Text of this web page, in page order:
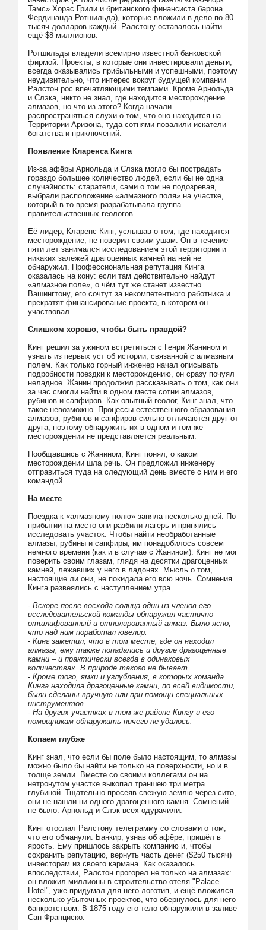
Тамс» Хорас Грили и британского финансиста барона
Фердинанда Ротшильда), которые вложили в дело по 80
тысяч долларов каждый. Ралстону оставалось найти
ещё $8 миллионов.
Ротшильды владели всемирно известной банковской
фирмой. Проекты, в которые они инвестировали деньги,
всегда оказывались прибыльными и успешными, поэтому
неудивительно, что интерес вокруг будущей компании
Ралстон рос впечатляющими темпами. Кроме Арнольда
и Слэка, никто не знал, где находится месторождение
алмазов, но что из этого? Когда начали
распространяться слухи о том, что оно находится на
Территории Аризона, туда сотнями повалили искатели
богатства и приключений.
Появление Кларенса Кинга
Из-за афёры Арнольда и Слэка могло бы пострадать
гораздо большее количество людей, если бы не одна
случайность: старатели, сами о том не подозревая,
выбрали расположение «алмазного поля» на участке,
который в то время разрабатывала группа
правительственных геологов.
Её лидер, Кларенс Кинг, услышав о том, где находится
месторождение, не поверил своим ушам. Он в течение
пяти лет занимался исследованием этой территории и
никаких залежей драгоценных камней на ней не
обнаружил. Профессиональная репутация Кинга
оказалась на кону: если там действительно найдут
«алмазное поле», о чём тут же станет известно
Вашингтону, его сочтут за некомпетентного работника и
прекратят финансирование проекта, в котором он
участвовал.
Слишком хорошо, чтобы быть правдой?
Кинг решил за ужином встретиться с Генри Жанином и
узнать из первых уст об истории, связанной с алмазным
полем. Как только горный инженер начал описывать
подробности поездки к месторождению, он сразу почуял
неладное. Жанин продолжил рассказывать о том, как они
за час смогли найти в одном месте сотни алмазов,
рубинов и сапфиров. Как опытный геолог, Кинг знал, что
такое невозможно. Процессы естественного образования
алмазов, рубинов и сапфиров сильно отличаются друг от
друга, поэтому обнаружить их в одном и том же
месторождении не представляется реальным.
Пообщавшись с Жанином, Кинг понял, о каком
месторождении шла речь. Он предложил инженеру
отправиться туда на следующий день вместе с ним и его
командой.
На месте
Поездка к «алмазному полю» заняла несколько дней. По
прибытии на место они разбили лагерь и принялись
исследовать участок. Чтобы найти необработанные
алмазы, рубины и сапфиры, им понадобилось совсем
немного времени (как и в случае с Жанином). Кинг не мог
поверить своим глазам, глядя на десятки драгоценных
камней, лежавших у него в ладонях. Мысль о том,
настоящие ли они, не покидала его всю ночь. Сомнения
Кинга развеялись с наступлением утра.
- Вскоре после восхода солнца один из членов его
исследовательской команды обнаружил частично
отшлифованный и отполированный алмаз. Было ясно,
что над ним поработал ювелир.
- Кинг заметил, что в том месте, где он находил
алмазы, ему также попадались и другие драгоценные
камни – и практически всегда в одинаковых
количествах. В природе такого не бывает.
- Кроме того, ямки и углубления, в которых команда
Кинга находила драгоценные камни, по всей видимости,
были сделаны вручную или при помощи специальных
инструментов.
- На других участках в том же районе Кингу и его
помощникам обнаружить ничего не удалось.
Копаем глубже
Кинг знал, что если бы поле было настоящим, то алмазы
можно было бы найти не только на поверхности, но и в
толще земли. Вместе со своими коллегами он на
нетронутом участке выкопал траншею три метра
глубиной. Тщательно просеяв свежую землю через сито,
они не нашли ни одного драгоценного камня. Сомнений
не было: Арнольд и Слэк всех одурачили.
Кинг отослал Ралстону телеграмму со словами о том,
что его обманули. Банкир, узнав об афёре, пришёл в
ярость. Ему пришлось закрыть компанию и, чтобы
сохранить репутацию, вернуть часть денег ($250 тысяч)
инвесторам из своего кармана. Как оказалось
впоследствии, Ралстон прогорел не только на алмазах:
он вложил миллионы в строительство отеля "Palace
Hotel", уже придумал для него логотип, и ещё вложился
несколько убыточных проектов, что обернулось для него
банкротством. В 1875 году его тело обнаружили в заливе
Сан-Франциско.